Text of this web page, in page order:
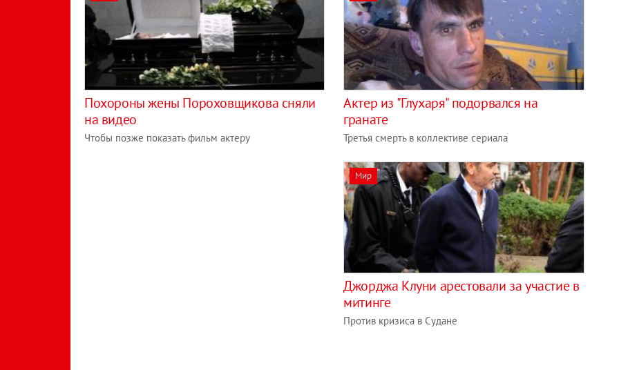
Похороны жены Пороховщикова сняли
на видео
Чтобы позже показать фильм актеру
Актер из "Глухаря" подорвался на
гранате
Третья смерть в коллективе сериала
Мир
Джорджа Клуни арестовали за участие в
митинге
Против кризиса в Судане